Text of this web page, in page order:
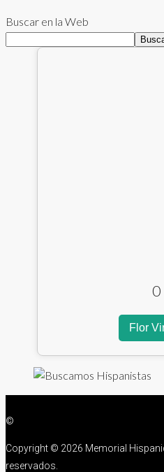
Buscar en la Web
0
Flor
©
Copyright © 2026 Memorial
reservados.